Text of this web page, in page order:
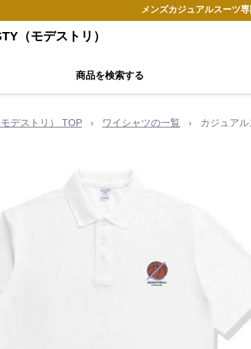
メンズカジュアルスーツ
商品を検索する
デストリ） TOP › ワイシャツの一覧 › カジュア